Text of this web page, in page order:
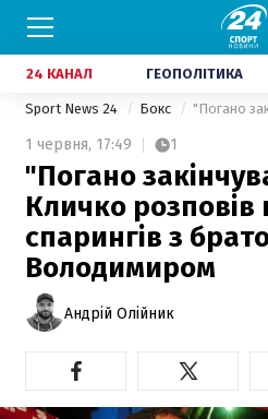
24 КАНАЛ ГЕОПОЛІТИКА
Sport News 24 Бокс
1 червня, 17:49 1
"Погано
Кличко розповів
спарингів з
Володимиром
Андрій Олійник